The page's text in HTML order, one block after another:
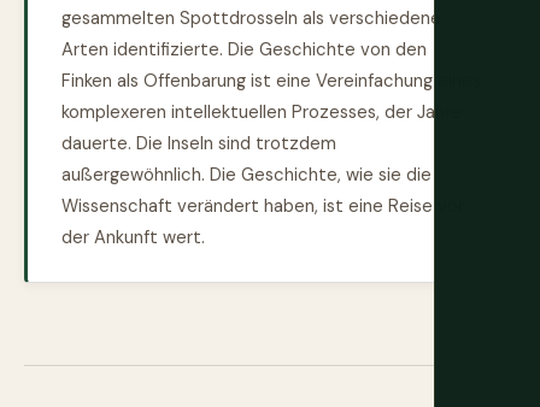
gesammelten Spottdrosseln als verschiedene
Arten identifizierte. Die Geschichte von den
Finken als Offenbarung ist eine Vereinfachung eines
komplexeren intellektuellen Prozesses, der Jahre
dauerte. Die Inseln sind trotzdem
außergewöhnlich. Die Geschichte, wie sie die
Wissenschaft verändert haben, ist eine Reise vor
der Ankunft wert.